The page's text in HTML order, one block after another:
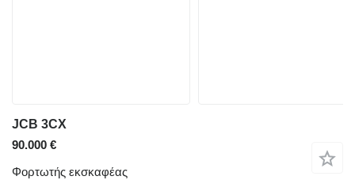
JCB 3CX
90.000 €
Φορτωτής εκσκαφέας